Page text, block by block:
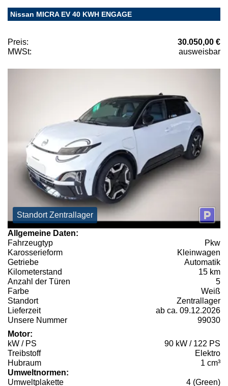
Nissan MICRA EV 40 KWH ENGAGE
Preis:
30.050,00 €
MWSt:
ausweisbar
Standort Zentrallager
Allgemeine Daten:
Fahrzeugtyp
Pkw
Karosserieform
Kleinwagen
Getriebe
Automatik
Kilometerstand
15 km
Anzahl der Türen
5
Farbe
Weiß
Standort
Zentrallager
Lieferzeit
ab ca. 09.12.2026
Unsere Nummer
99030
Motor:
kW / PS
90 kW / 122 PS
Treibstoff
Elektro
Hubraum
1 cm³
Umweltnormen:
Umweltplakette
4 (Green)